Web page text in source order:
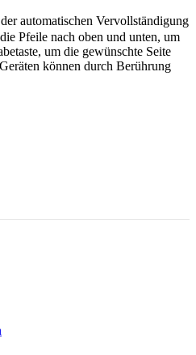
automatischen Vervollständigung
Pfeile nach oben und unten, um
um die gewünschte Seite
können durch Berührung